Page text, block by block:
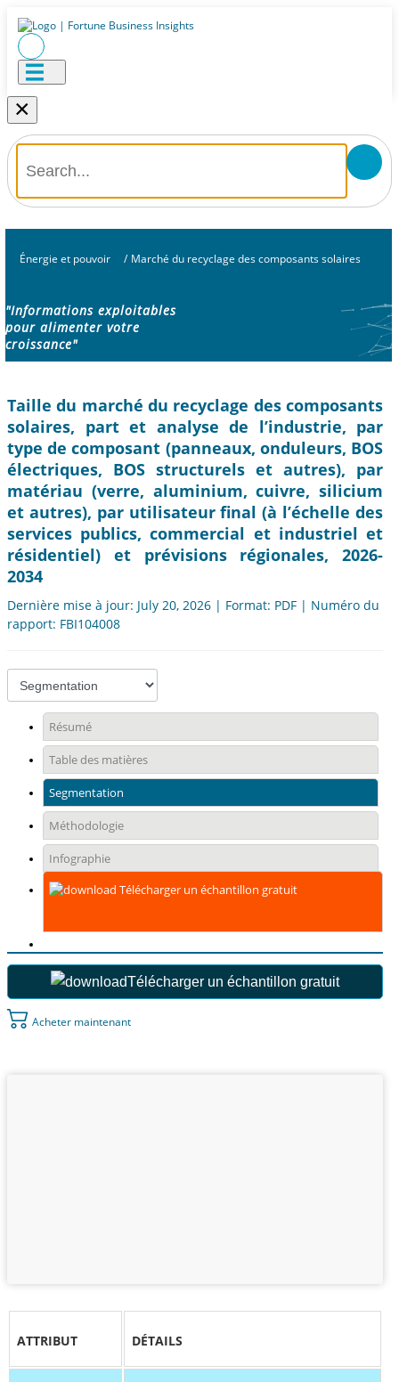
×
Énergie et pouvoir / Marché du recyclage des composants solaires
"Informations exploitables
pour alimenter votre
croissance"
Taille du marché du recyclage des composants
solaires, part et analyse de l’industrie, par
type de composant (panneaux, onduleurs, BOS
électriques, BOS structurels et autres), par
matériau (verre, aluminium, cuivre, silicium
et autres), par utilisateur final (à l’échelle des
services publics, commercial et industriel et
résidentiel) et prévisions régionales, 2026-
2034
Dernière mise à jour: July 20, 2026 | Format: PDF | Numéro du
rapport: FBI104008
Résumé
Table des matières
Segmentation
Méthodologie
Infographie
Télécharger un échantillon gratuit
Télécharger un échantillon gratuit
Acheter maintenant
ATTRIBUT DÉTAILS